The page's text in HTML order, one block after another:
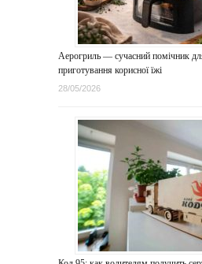
Аерогриль — сучасний помічник
приготування корисної їжі
28/05/2026